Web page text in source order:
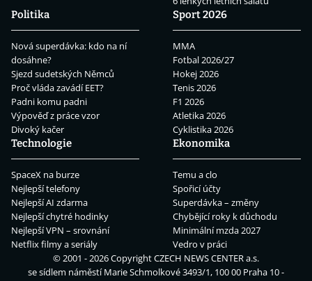
Politika
Nová superdávka: kdo na ní
dosáhne?
Sjezd sudetských Němců
Proč vláda zavádí EET?
Padni komu padni
Výpověď z práce vzor
Divoký kačer
Sport 2026
MMA
Fotbal 2026/27
Hokej 2026
Tenis 2026
F1 2026
Atletika 2026
Cyklistika 2026
Technologie
SpaceX na burze
Nejlepší telefony
Nejlepší AI zdarma
Nejlepší chytré hodinky
Nejlepší VPN – srovnání
Netflix filmy a seriály
Ekonomika
Temu a clo
Spořicí účty
Superdávka – změny
Chybějící roky k důchodu
Minimální mzda 2027
Vedro v práci
© 2001 - 2026 CopyrightCZECH NEWS CENTER a.s.
se sídlem náměstí Marie Schmolkové 3493/1, 100 00 Praha 10 -